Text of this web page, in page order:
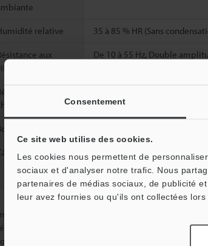
Consentement
Ce site web utilise des cookies.
Les cookies nous permettent de
sociaux et d'analyser notre trafic. Nous
partenaires de médias sociaux, de publicité
leur avez fournies ou qu'ils ont collectées
relative 35 à 85 % HR (Sans
aux
De 10 à 55 Hz, Double
aux
Environ 20 g
(ON)/25 ms (OFF) lorsque le temps de calibrage
la température ambiante varie en fonction des
de sortie est de 20 mA max. pour chaque unité.